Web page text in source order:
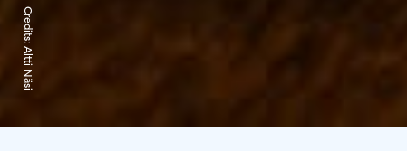
Credits:
Altti Näsi